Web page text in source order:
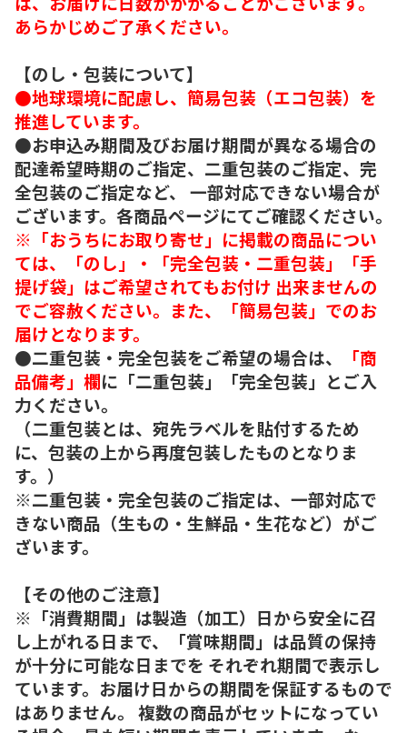
あらかじめご了承ください。
【のし・包装について】
●地球環境に配慮し、簡易包装（エコ包装）を
推進しています。
●お申込み期間及びお届け期間が異なる場合の
配達希望時期のご指定、二重包装のご指定、完
全包装のご指定など、 一部対応できない場合が
ございます。各商品ページにてご確認ください。
※「おうちにお取り寄せ」に掲載の商品につい
ては、「のし」・「完全包装・二重包装」「手
提げ袋」はご希望されてもお付け 出来ませんの
でご容赦ください。また、「簡易包装」でのお
届けとなります。
●二重包装・完全包装をご希望の場合は、
「商
品備考」欄に「二重包装」「完全包装」とご入
力ください。
（二重包装とは、宛先ラベルを貼付するため
に、包装の上から再度包装したものとなりま
す。）
※二重包装・完全包装のご指定は、一部対応で
きない商品（生もの・生鮮品・生花など）がご
ざいます。
【その他のご注意】
※「消費期間」は製造（加工）日から安全に召
し上がれる日まで、「賞味期間」は品質の保持
が十分に可能な日までを それぞれ期間で表示し
ています。お届け日からの期間を保証するもので
はありません。 複数の商品がセットになってい